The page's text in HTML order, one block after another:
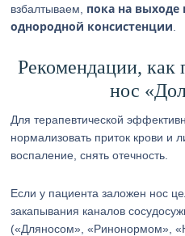
взбалтываем, пока на выходе
однородной консистенции
Рекомендации, как
нос
Для терапевтической
нормализовать приток крови и
воспаление, снять отечность.
Если у пациента заложен нос
закапывания каналов
(«Дляносом», «Ринонормом»,